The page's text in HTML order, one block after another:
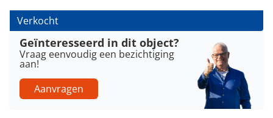
Verkocht
Geïnteresseerd in dit object?
Vraag eenvoudig een bezichtiging
aan!
Aanvragen